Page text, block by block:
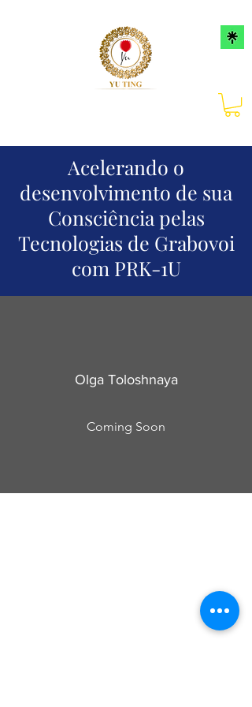
Acelerando o
desenvolvimento de sua
Consciência pelas
Tecnologias de Grabovoi
com PRK-1U
Olga Toloshnaya
Coming Soon
Termos e Condições Política da loja Política